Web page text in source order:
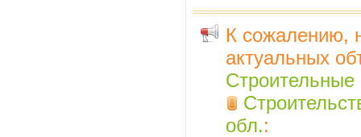
К сожалению,
актуальных
Строительные
обл.: